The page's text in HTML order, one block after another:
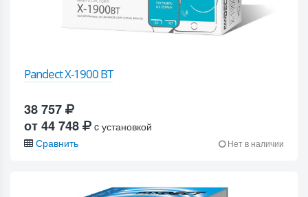
Pandect X-1900 BT
38 757
от 44 748
c установкой
Сравнить
Нет в наличии